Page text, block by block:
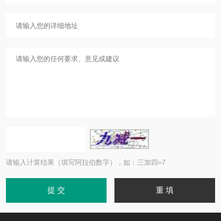
请输入计算结果（填写阿拉伯数字），如：三加四=7